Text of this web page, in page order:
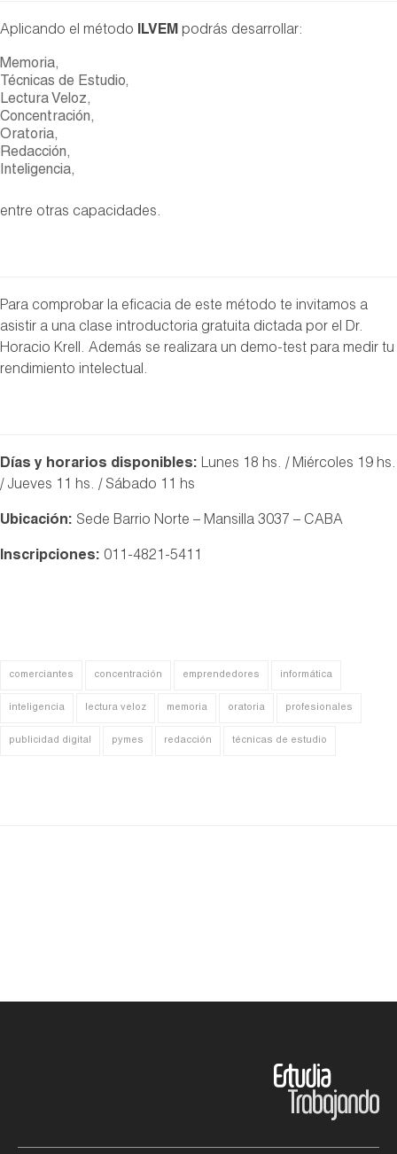
Aplicando el método ILVEM podrás desarrollar:
Memoria,
Técnicas de Estudio,
Lectura Veloz,
Concentración,
Oratoria,
Redacción,
Inteligencia,
entre otras capacidades.
Para comprobar la eficacia de este método te invitamos a
asistir a una clase introductoria gratuita dictada por el Dr.
Horacio Krell. Además se realizara un demo-test para medir tu
rendimiento intelectual.
Días y horarios disponibles: Lunes 18 hs. / Miércoles 19 hs.
/ Jueves 11 hs. / Sábado 11 hs
Ubicación: Sede Barrio Norte – Mansilla 3037 – CABA
Inscripciones: 011-4821-5411
comerciantes concentración emprendedores informática
inteligencia lectura veloz memoria oratoria profesionales
publicidad digital pymes redacción técnicas de estudio